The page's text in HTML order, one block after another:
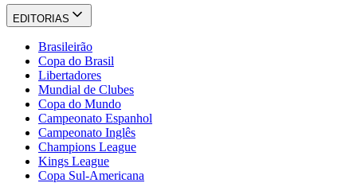
EDITORIAS
Brasileirão
Copa do Brasil
Libertadores
Mundial de Clubes
Copa do Mundo
Campeonato Espanhol
Campeonato Inglês
Champions League
Kings League
Copa Sul-Americana